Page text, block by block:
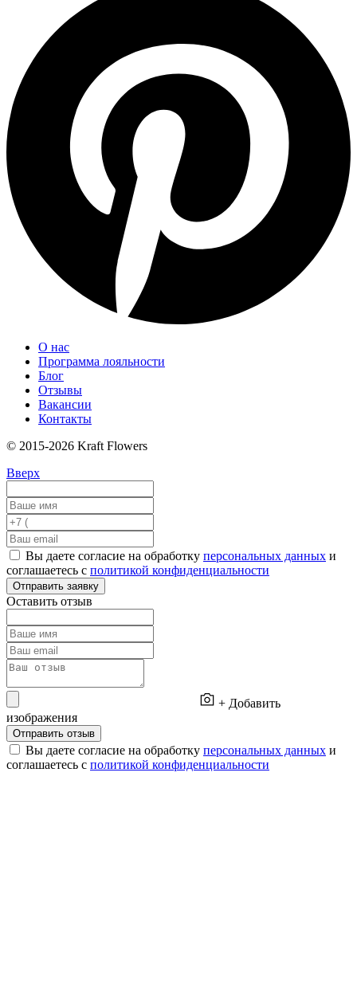
О нас
Программа лояльности
Блог
Отзывы
Вакансии
Контакты
© 2015-2026 Kraft Flowers
Вверх
Вы даете согласие на обработку персональных данных и
соглашаетесь с политикой конфиденциальности
Отправить заявку
Оставить отзыв
+ Добавить
изображения
Отправить отзыв
Вы даете согласие на обработку персональных данных и
соглашаетесь с политикой конфиденциальности